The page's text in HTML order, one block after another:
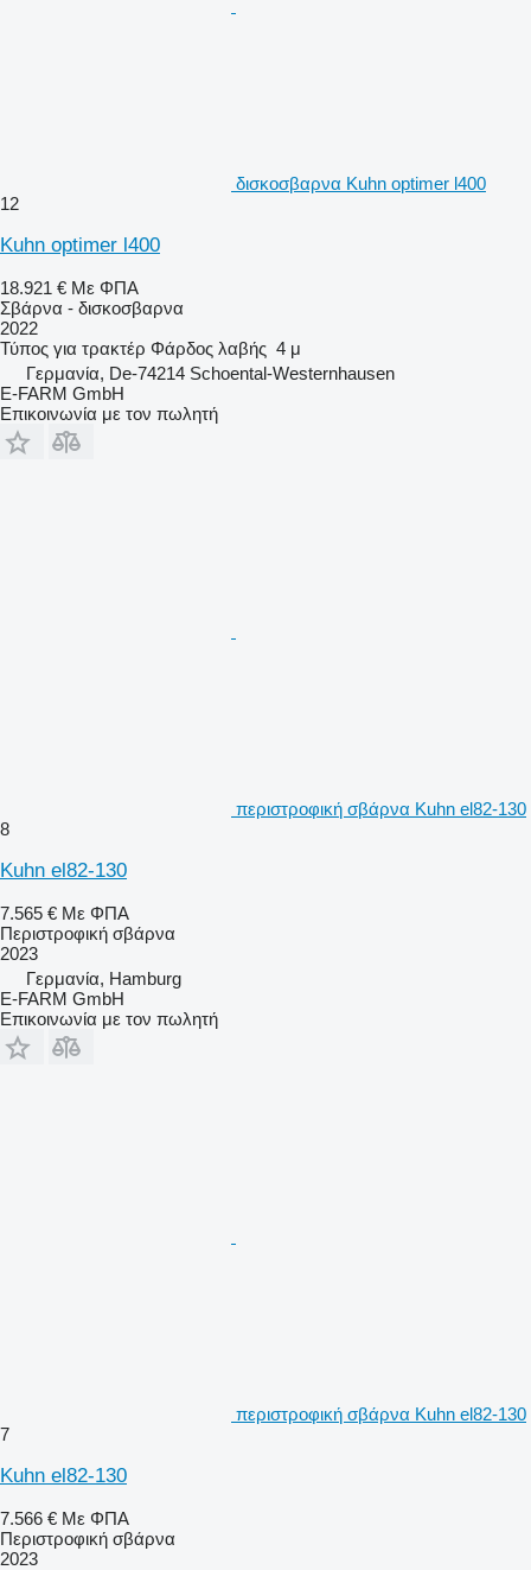
δισκοσβαρνα Kuhn optimer l400
12
Kuhn optimer l400
18.921 € Με ΦΠΑ
Σβάρνα - δισκοσβαρνα
2022
Τύπος για τρακτέρ Φάρδος λαβής 4 μ
Γερμανία, De-74214 Schoental-Westernhausen
E-FARM GmbH
Επικοινωνία με τον πωλητή
περιστροφική σβάρνα Kuhn el82-130
8
Kuhn el82-130
7.565 € Με ΦΠΑ
Περιστροφική σβάρνα
2023
Γερμανία, Hamburg
E-FARM GmbH
Επικοινωνία με τον πωλητή
περιστροφική σβάρνα Kuhn el82-130
7
Kuhn el82-130
7.566 € Με ΦΠΑ
Περιστροφική σβάρνα
2023